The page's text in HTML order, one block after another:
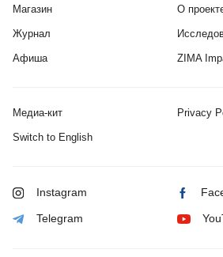
Магазин
Журнал
Афиша
О
ZIMA
Медиа-кит Privacy
Switch to English
Instagram
Telegram